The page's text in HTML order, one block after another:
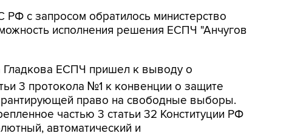
с запросом обратилось министерство
исполнения решения ЕСПЧ "Анчугов
Гладкова ЕСПЧ пришел к выводу о
3 протокола №1 к конвенции о защите
право на свободные выборы.
частью 3 статьи 32 Конституции РФ
автоматический и